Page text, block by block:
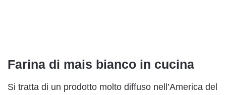
Farina di mais bianco in cucina
Si tratta di un prodotto molto diffuso nell’America del